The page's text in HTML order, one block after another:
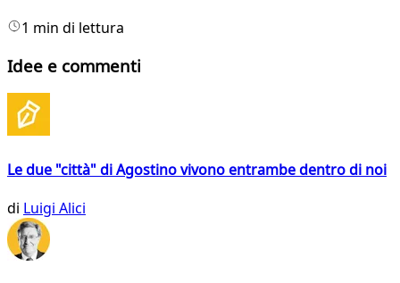
1 min di lettura
Idee e commenti
Le due "città" di Agostino vivono entrambe dentro di noi
di Luigi Alici